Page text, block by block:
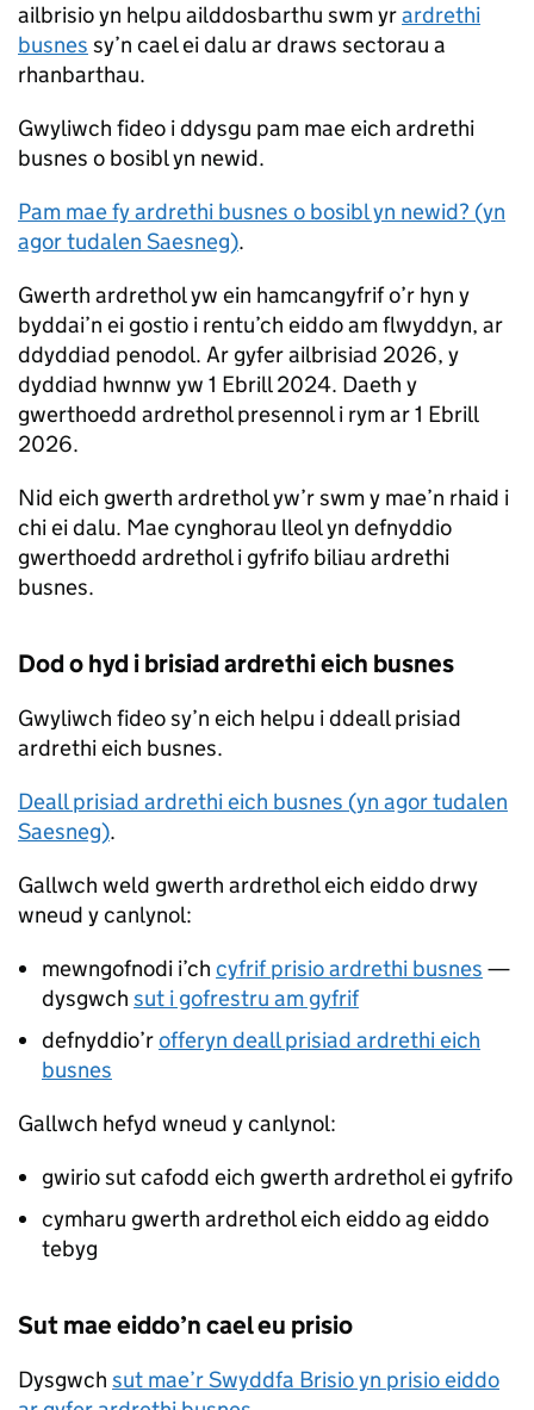
ailbrisio yn helpu ailddosbarthu swm yrardrethi
busnes sy’n cael ei dalu ar draws sectorau a
rhanbarthau.
Gwyliwch fideo i ddysgu pam mae eich ardrethi
busnes o bosibl yn newid.
Pam mae fy ardrethi busnes o bosibl yn newid? (yn
agor tudalen Saesneg).
Gwerth ardrethol yw ein hamcangyfrif o’r hyn y
byddai’n ei gostio i rentu’ch eiddo am flwyddyn, ar
ddyddiad penodol. Ar gyfer ailbrisiad 2026, y
dyddiad hwnnw yw 1 Ebrill 2024. Daeth y
gwerthoedd ardrethol presennol i rym ar 1 Ebrill
2026.
Nid eich gwerth ardrethol yw’r swm y mae’n rhaid i
chi ei dalu. Mae cynghorau lleol yn defnyddio
gwerthoedd ardrethol i gyfrifo biliau ardrethi
busnes.
Dod o hyd i brisiad ardrethi eich busnes
Gwyliwch fideo sy’n eich helpu i ddeall prisiad
ardrethi eich busnes.
Deall prisiad ardrethi eich busnes (yn agor tudalen
Saesneg).
Gallwch weld gwerth ardrethol eich eiddo drwy
wneud y canlynol:
mewngofnodi i’ch cyfrif prisio ardrethi busnes —
dysgwch sut i gofrestru am gyfrif
defnyddio’rofferyn deall prisiad ardrethi eich
busnes
Gallwch hefyd wneud y canlynol:
gwirio sut cafodd eich gwerth ardrethol ei gyfrifo
cymharu gwerth ardrethol eich eiddo ag eiddo
tebyg
Sut mae eiddo’n cael eu prisio
Dysgwch sut mae’r Swyddfa Brisio yn prisio eiddo